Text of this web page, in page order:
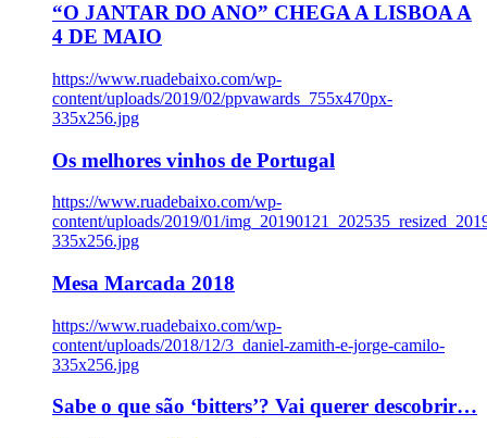
“O JANTAR DO ANO” CHEGA A LISBOA A
4 DE MAIO
https://www.ruadebaixo.com/wp-
content/uploads/2019/02/ppvawards_755x470px-
335x256.jpg
Os melhores vinhos de Portugal
https://www.ruadebaixo.com/wp-
content/uploads/2019/01/
335x256.jpg
Mesa Marcada 2018
https://www.ruadebaixo.com/wp-
content/uploads/2018/12/3_daniel-zamith-e-jorge-camilo-
335x256.jpg
Sabe o que são ‘bitters’? Vai querer descobrir…